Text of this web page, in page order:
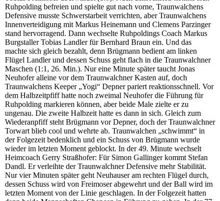
Ruhpolding befreien und spielte gut nach vorne, Traunwalchens
Defensive musste Schwerstarbeit verrichten, aber Traunwalchens
Innenverteidigung mit Markus Heinemann und Clemens Parzinger
stand hervorragend. Dann wechselte Ruhpoldings Coach Markus
Burgstaller Tobias Landler für Bernhard Braun ein. Und das
machte sich gleich bezahlt, denn Brügmann bedient am linken
Flügel Landler und dessen Schuss geht flach in die Traunwalchner
Maschen (1:1, 26. Min.). Nur eine Minute später taucht Jonas
Neuhofer alleine vor dem Traunwalchner Kasten auf, doch
Traunwalchens Keeper „Yogi“ Depner pariert reaktionsschnell. Vor
dem Halbzeitpfiff hatte noch zweimal Neuhofer die Führung für
Ruhpolding markieren können, aber beide Male zielte er zu
ungenau. Die zweite Halbzeit hatte es dann in sich. Gleich zum
Wiederanpfiff steht Brügmann vor Depner, doch der Traunwalchner
Torwart blieb cool und wehrte ab. Traunwalchen „schwimmt“ in
der Folgezeit bedenklich und ein Schuss von Brügmann wurde
wieder im letzten Moment geblockt. In der 49. Minute wechselt
Heimcoach Gerry Straßhofer: Für Simon Gallinger kommt Stefan
Dandl. Er verleihte der Traunwalchner Defensive mehr Stabilität.
Nur vier Minuten später geht Neuhauser am rechten Flügel durch,
dessen Schuss wird von Freimoser abgewehrt und der Ball wird im
letzten Moment von der Linie geschlagen. In der Folgezeit hatten